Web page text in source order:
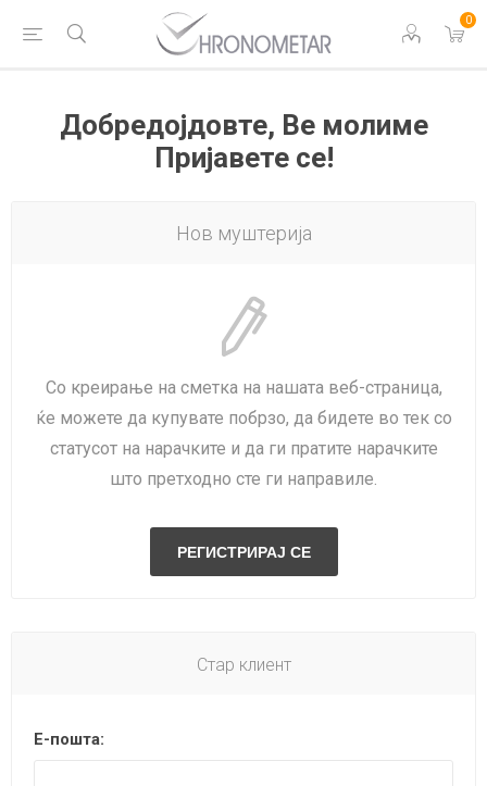
0
Добредојдовте, Ве молиме
Пријавете се!
Нов муштерија
Со креирање на сметка на нашата веб-страница,
ќе можете да купувате побрзо, да бидете во тек со
статусот на нарачките и да ги пратите нарачките
што претходно сте ги направиле.
Стар клиент
Е-пошта: